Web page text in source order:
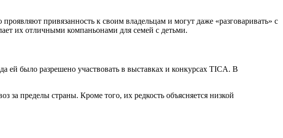
привязанность к своим владельцам и могут даже «разговаривать» с
их отличными компаньонами для семей с детьми.
ей было разрешено участвовать в выставках и конкурсах TICA. В
пределы страны. Кроме того, их редкость объясняется низкой